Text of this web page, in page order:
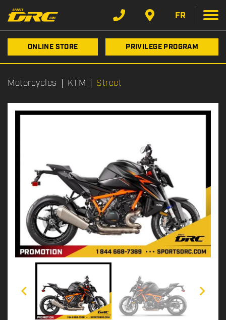
FR
ONLINE STORE PRIVILEGE PROGRAM
Motorcycles KTM Street